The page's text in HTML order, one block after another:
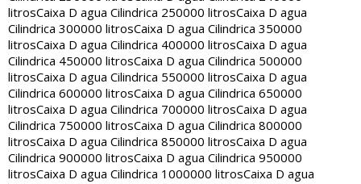
litrosCaixa D agua Cilindrica 250000 litrosCaixa D agua
Cilindrica 300000 litrosCaixa D agua Cilindrica 350000
litrosCaixa D agua Cilindrica 400000 litrosCaixa D agua
Cilindrica 450000 litrosCaixa D agua Cilindrica 500000
litrosCaixa D agua Cilindrica 550000 litrosCaixa D agua
Cilindrica 600000 litrosCaixa D agua Cilindrica 650000
litrosCaixa D agua Cilindrica 700000 litrosCaixa D agua
Cilindrica 750000 litrosCaixa D agua Cilindrica 800000
litrosCaixa D agua Cilindrica 850000 litrosCaixa D agua
Cilindrica 900000 litrosCaixa D agua Cilindrica 950000
litrosCaixa D agua Cilindrica 1000000 litrosCaixa D agua